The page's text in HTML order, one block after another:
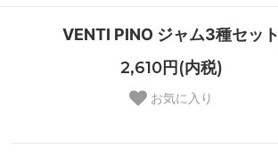
VENTI PINO ジャム3種セット
2,610円(内税)
お気に入り